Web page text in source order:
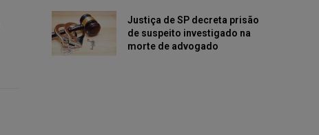
Justiça de SP decreta prisão
de suspeito investigado na
morte de advogado